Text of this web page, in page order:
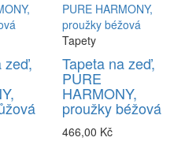
zeď,
Tapety
Tapeta na zeď,
PURE
HARMONY,
proužky béžová
466,00 Kč